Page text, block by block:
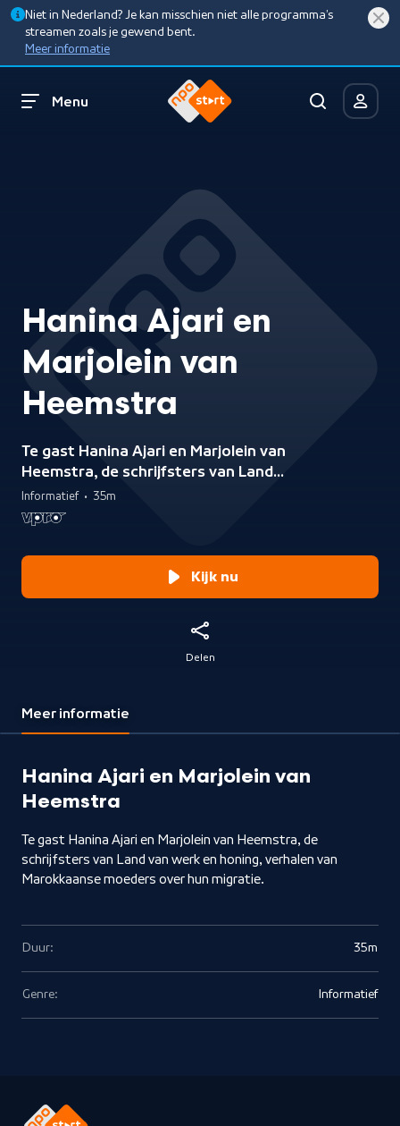
Niet in Nederland? Je kan misschien niet alle programma’s
streamen zoals je gewend bent.
Meer informatie
Menu
Hanina Ajari en
Marjolein van
Heemstra
Te gast Hanina Ajari en Marjolein van
Heemstra, de schrijfsters van Land
van werk en honing, verhalen van
Marokkaanse moeders over hun
Informatief • 35m
Kijk nu
Delen
Meer informatie
Hanina Ajari en Marjolein van
Heemstra
Te gast Hanina Ajari en Marjolein van Heemstra, de
schrijfsters van Land van werk en honing, verhalen van
Marokkaanse moeders over hun migratie.
Duur: 35m
Genre: Informatief